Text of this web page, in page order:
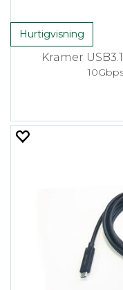
Hurtigvisning
Kramer